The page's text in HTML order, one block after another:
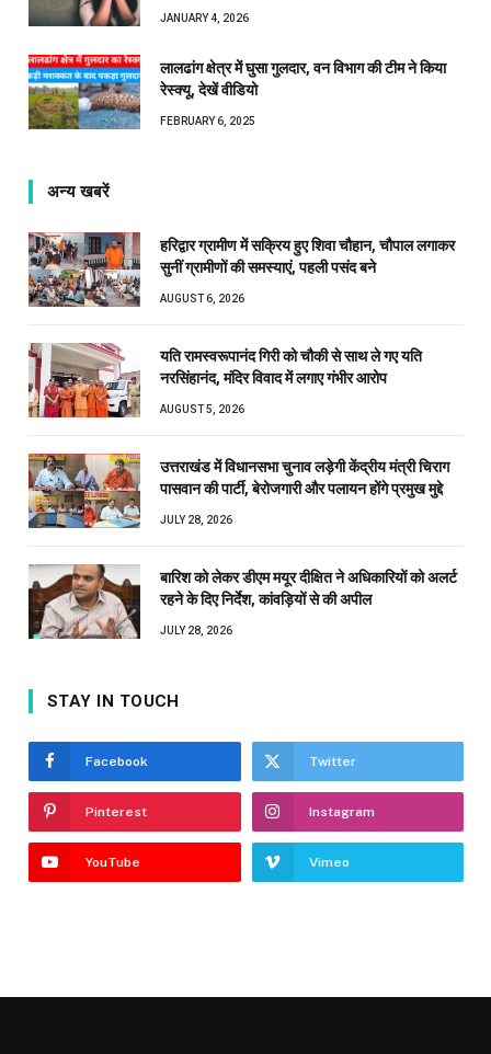
JANUARY 4, 2026
लालढांग क्षेत्र में घुसा गुलदार, वन विभाग की टीम ने किया
रेस्क्यू, देखें वीडियो
FEBRUARY 6, 2025
अन्य खबरें
हरिद्वार ग्रामीण में सक्रिय हुए शिवा चौहान, चौपाल लगाकर
सुनीं ग्रामीणों की समस्याएं, पहली पसंद बने
AUGUST 6, 2026
यति रामस्वरूपानंद गिरी को चौकी से साथ ले गए यति
नरसिंहानंद, मंदिर विवाद में लगाए गंभीर आरोप
AUGUST 5, 2026
उत्तराखंड में विधानसभा चुनाव लड़ेगी केंद्रीय मंत्री चिराग
पासवान की पार्टी, बेरोजगारी और पलायन होंगे प्रमुख मुद्दे
JULY 28, 2026
बारिश को लेकर डीएम मयूर दीक्षित ने अधिकारियों को अलर्ट
रहने के दिए निर्देश, कांवड़ियों से की अपील
JULY 28, 2026
STAY IN TOUCH
Facebook Twitter
Pinterest Instagram
YouTube Vimeo